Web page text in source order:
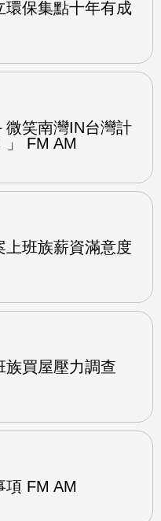
環保集點十年有成
微笑南灣IN台灣計
」 FM AM
上班族薪資滿意度
族買屋壓力調查
項 FM AM